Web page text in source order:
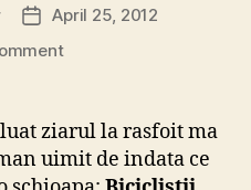
PostApril 25, 2012
on
Monitorul
de
Cluj
ziarul la rasfoit ma
uimit de indata ce